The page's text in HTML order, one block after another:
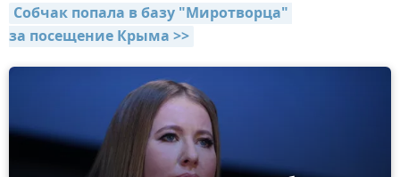
Собчак попала в базу "Миротворца"
за посещение Крыма >>